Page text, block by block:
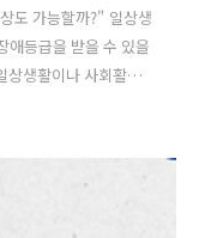
도 가능할까?" 일상생
애등급을 받을 수 있을
상생활이나 사회활동
오늘은 장애등급 신
애등급은 신체적·
는 경우 신청할 수 있